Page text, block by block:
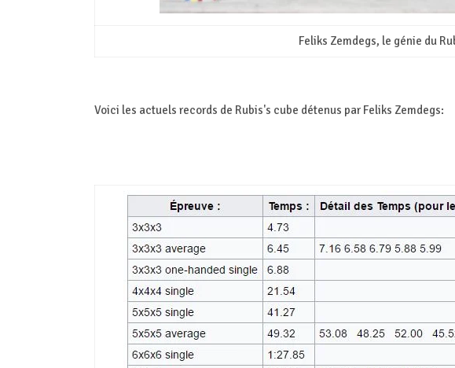
Feliks Zemdegs, le génie du
Voici les actuels records de Rubis's cube détenus par Feliks Zemdegs: